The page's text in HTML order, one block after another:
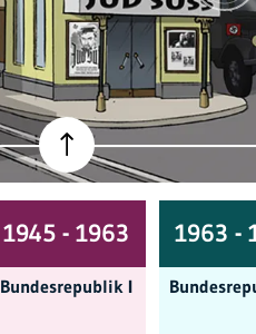
1945 - 1963
Bundes­republik I
1963 -